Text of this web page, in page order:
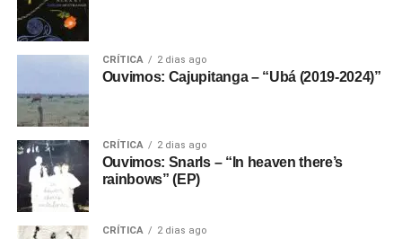
CRÍTICA 2 dias ago
Ouvimos: Cajupitanga – “Ubá (2019-2024)”
CRÍTICA 2 dias ago
Ouvimos: Snarls – “In heaven there’s
rainbows” (EP)
CRÍTICA 2 dias ago